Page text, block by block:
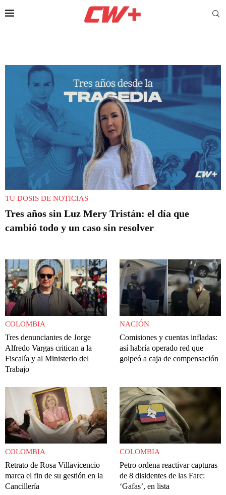
TU DOSIS DE NOTICIAS
Tres años sin Luz Mery Tristán: el día que
cambió todo y un caso sin resolver
COLOMBIA
Tres denunciantes de Jorge
Alfredo Vargas critican a la
Fiscalía y al Ministerio del
Trabajo
NACIÓN
Comisiones y cuentas infladas:
así habría operado red que
golpeó a caja de compensación
COLOMBIA
Retrato de Rosa Villavicencio
marca el fin de su gestión en la
Cancillería
COLOMBIA
Petro ordena reactivar capturas
de 8 disidentes de las Farc:
‘Gafas’, en lista